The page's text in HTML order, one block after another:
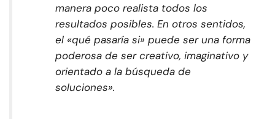
manera poco realista todos los
resultados posibles. En otros sentidos,
el «qué pasaría si» puede ser una forma
poderosa de ser creativo, imaginativo y
orientado a la búsqueda de
soluciones».